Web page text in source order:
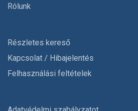
Rólunk
Részletes kereső
Kapcsolat / Hibajelentés
Felhasználási feltételek